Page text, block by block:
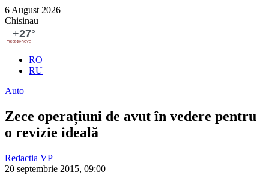
6 August 2026
Chisinau
RO
RU
Auto
Zece operațiuni de avut în vedere pentru
o revizie ideală
Redactia VP
20 septembrie 2015, 09:00